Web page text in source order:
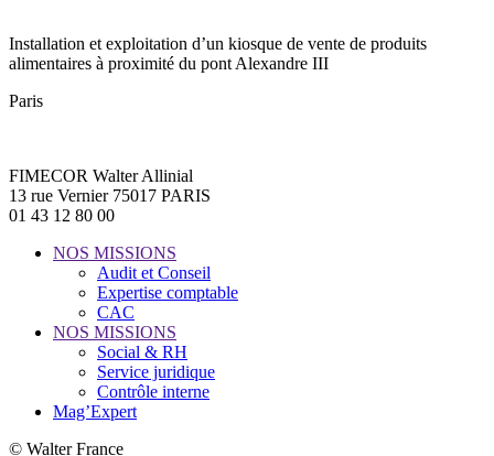
Installation et exploitation d’un kiosque de vente de produits
alimentaires à proximité du pont Alexandre III
Paris
FIMECOR Walter Allinial
13 rue Vernier 75017 PARIS
01 43 12 80 00
NOS MISSIONS
Audit et Conseil
Expertise comptable
CAC
NOS MISSIONS
Social & RH
Service juridique
Contrôle interne
Mag’Expert
© Walter France